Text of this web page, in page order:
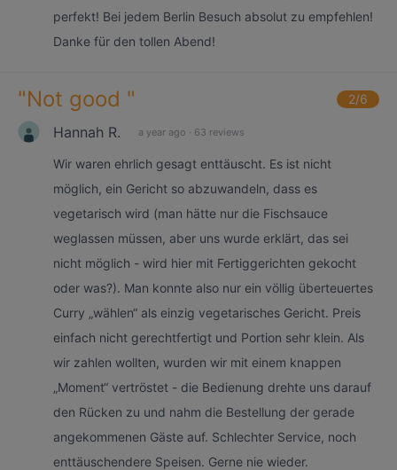
perfekt! Bei jedem Berlin Besuch absolut zu empfehlen!
Danke für den tollen Abend!
"Not good " 2/6
Hannah R. a year ago · 63 reviews
Wir waren ehrlich gesagt enttäuscht. Es ist nicht
möglich, ein Gericht so abzuwandeln, dass es
vegetarisch wird (man hätte nur die Fischsauce
weglassen müssen, aber uns wurde erklärt, das sei
nicht möglich - wird hier mit Fertiggerichten gekocht
oder was?). Man konnte also nur ein völlig überteuertes
Curry „wählen“ als einzig vegetarisches Gericht. Preis
einfach nicht gerechtfertigt und Portion sehr klein. Als
wir zahlen wollten, wurden wir mit einem knappen
„Moment“ vertröstet - die Bedienung drehte uns darauf
den Rücken zu und nahm die Bestellung der gerade
angekommenen Gäste auf. Schlechter Service, noch
enttäuschendere Speisen. Gerne nie wieder.